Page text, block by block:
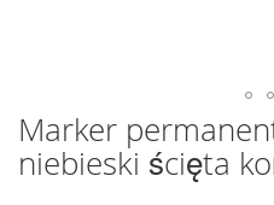
Przejdź
na
początek
Marker
niebieski ścięta